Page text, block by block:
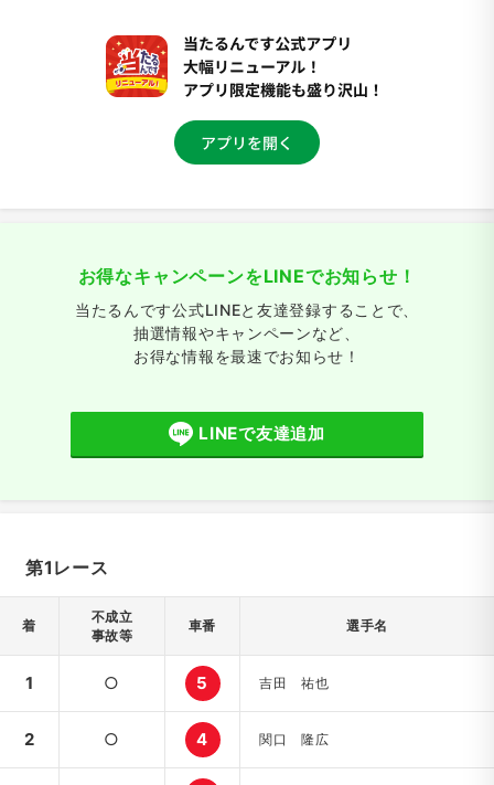
お得なキャンペーンをLINEでお知らせ！
当たるんです公式LINEと友達登録することで、
抽選情報やキャンペーンなど、
お得な情報を最速でお知らせ！
LINEで友達追加
第1レース
着
不成立
事故等
車番 選手名
1 ○ 5 吉田 祐也
2 ○ 4 関口 隆広